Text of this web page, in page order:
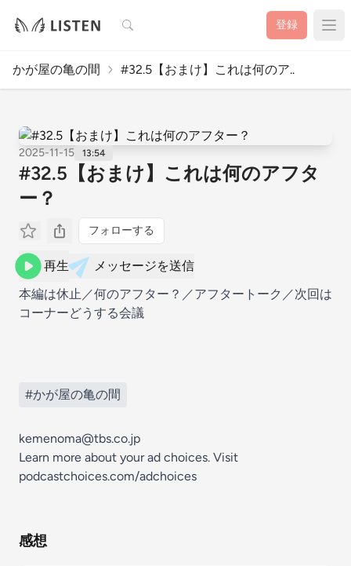
検索 登録
かが屋の亀の間 #32.5【おまけ】これは何のア..
2025-11-15 13:54
#32.5【おまけ】これは何のアフタ
ー？
フォローする
再生
メッセージを送信
本編は休止／何のアフター？／アフタートーク／次回は
コーナーどうする会議
#かが屋の亀の間
kemenoma@tbs.co.jp
Learn more about your ad choices. Visit
podcastchoices.com/adchoices
感想